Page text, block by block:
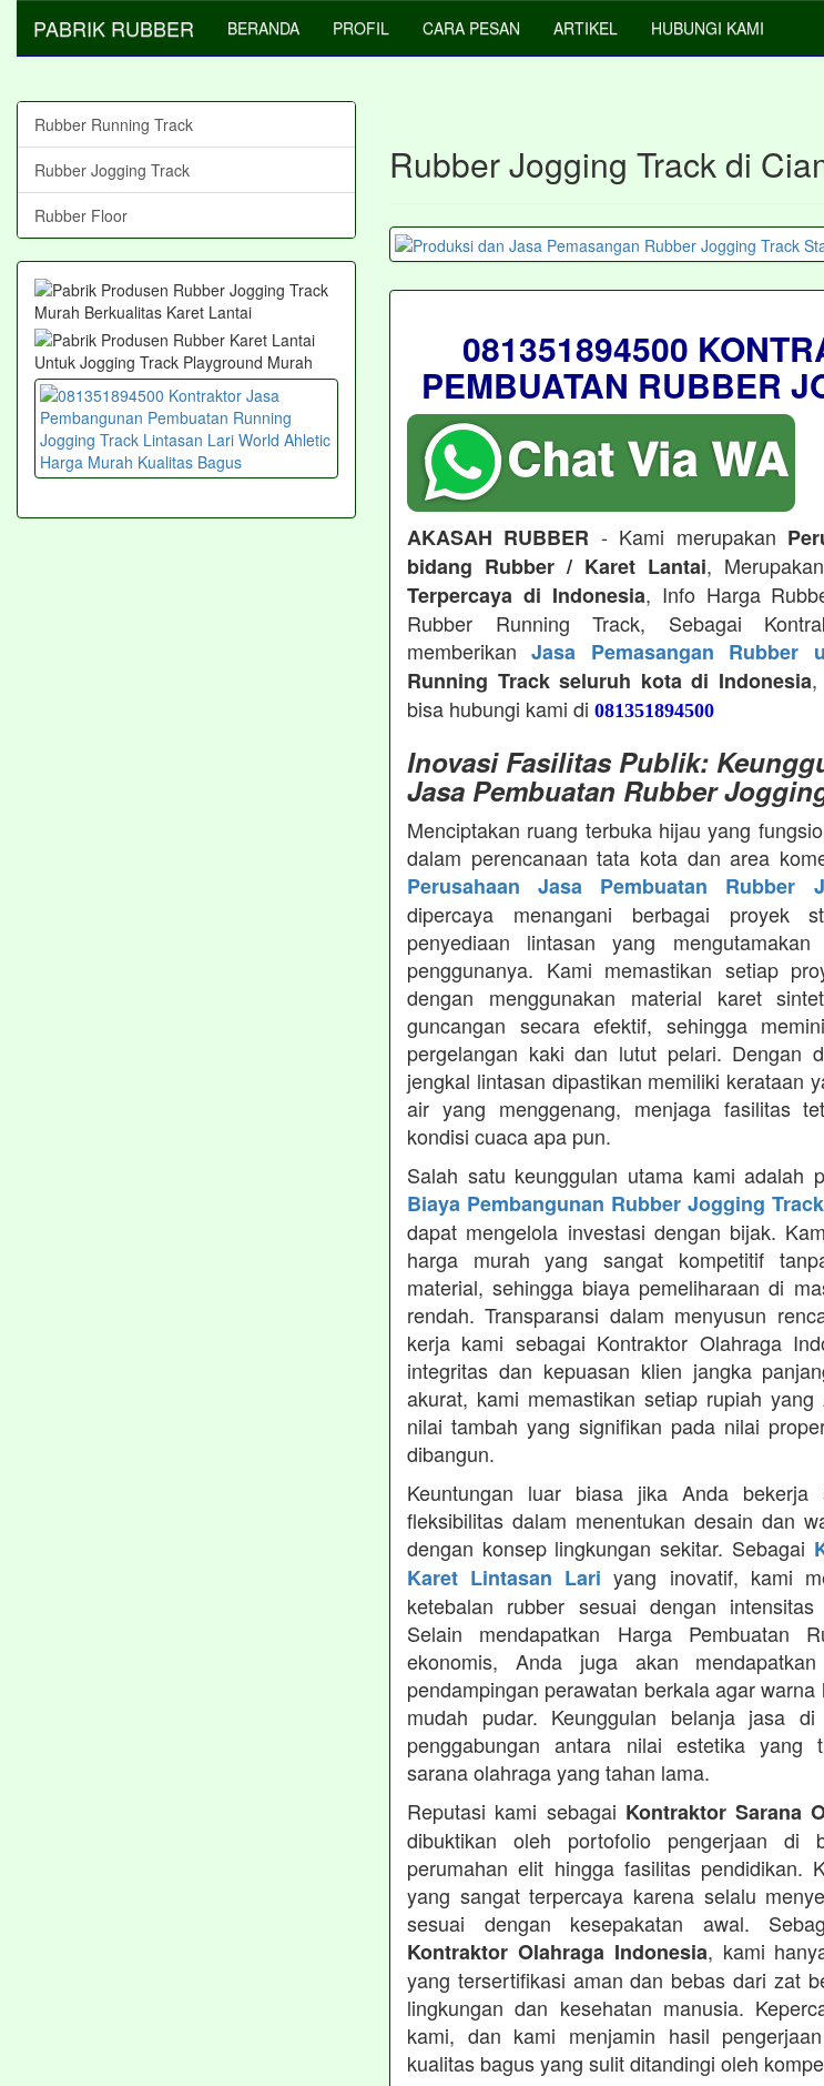
PABRIK RUBBER BERANDA PROFIL CARA PESAN ARTIKEL HUBUNGI KAMI
Rubber Jogging Track di
081351894500
PEMBUATAN RUBBER
AKASAH RUBBER - Kami merupakan
bidang Rubber / Karet Lantai, Merupakan
Terpercaya di Indonesia, Info Harga
Rubber Running Track, Sebagai
memberikanJasa Pemasangan Rubber
Running Track seluruh kota di Indonesia,
bisa hubungi kami di 081351894500
Inovasi Fasilitas Publik:
Jasa Pembuatan Rubber
Menciptakan ruang terbuka hijau yang
dalam perencanaan tata kota dan area
Perusahaan Jasa Pembuatan Rubber
dipercaya menangani berbagai proyek
penyediaan lintasan yang
penggunanya. Kami memastikan setiap
dengan menggunakan material karet
guncangan secara efektif, sehingga
pergelangan kaki dan lutut pelari. Dengan
jengkal lintasan dipastikan memiliki kerataan
air yang menggenang, menjaga fasilitas
kondisi cuaca apa pun.
Salah satu keunggulan utama kami adalah
Biaya Pembangunan Rubber Jogging Track
dapat mengelola investasi dengan bijak.
harga murah yang sangat kompetitif
material, sehingga biaya pemeliharaan di
rendah. Transparansi dalam menyusun
kerja kami sebagai Kontraktor Olahraga
integritas dan kepuasan klien jangka
akurat, kami memastikan setiap rupiah
nilai tambah yang signifikan pada nilai
dibangun.
Keuntungan luar biasa jika Anda bekerja
fleksibilitas dalam menentukan desain dan
dengan konsep lingkungan sekitar. Sebagai
Karet Lintasan Lari yang inovatif, kami
ketebalan rubber sesuai dengan
Selain mendapatkan Harga Pembuatan
ekonomis, Anda juga akan
pendampingan perawatan berkala agar
mudah pudar. Keunggulan belanja jasa
penggabungan antara nilai estetika yang
sarana olahraga yang tahan lama.
Reputasi kami sebagai Kontraktor Sarana
dibuktikan oleh portofolio pengerjaan di
perumahan elit hingga fasilitas pendidikan.
yang sangat terpercaya karena selalu
sesuai dengan kesepakatan awal.
Kontraktor Olahraga Indonesia, kami
yang tersertifikasi aman dan bebas dari zat
lingkungan dan kesehatan manusia.
kami, dan kami menjamin hasil
kualitas bagus yang sulit ditandingi oleh
Rubber Running Track
Rubber Jogging Track
Rubber Floor